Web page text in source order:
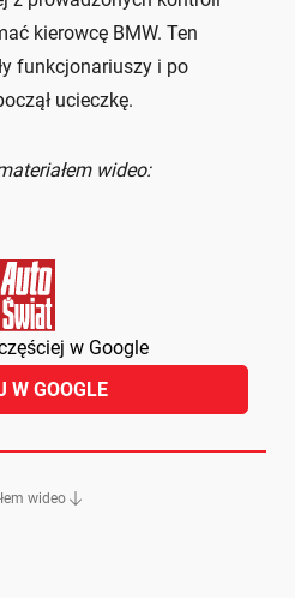
kierowcę BMW. Ten
funkcjonariuszy i po
ucieczkę.
wideo:
w Google
W GOOGLE
wideo